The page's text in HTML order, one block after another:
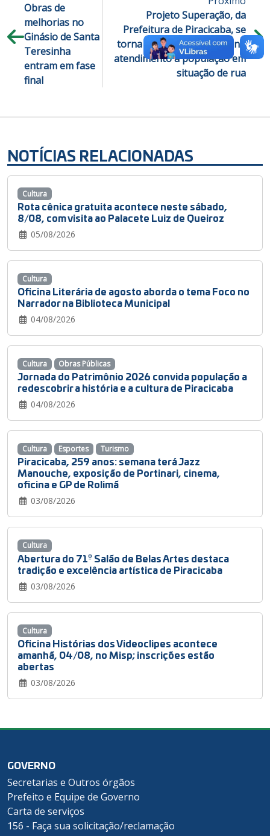
Obras de
melhorias no
Ginásio de Santa
Teresinha
entram em fase
final
Projeto Superação, da
Prefeitura de Piracicaba, se
torna referência nacional no
atendimento à população em
situação de rua
NOTÍCIAS RELACIONADAS
Rota cênica gratuita acontece neste sábado,
8/08, com visita ao Palacete Luiz de Queiroz
05/08/2026
Cultura
Oficina Literária de agosto aborda o tema Foco no
Narrador na Biblioteca Municipal
04/08/2026
Cultura
Jornada do Patrimônio 2026 convida população a
redescobrir a história e a cultura de Piracicaba
04/08/2026
Cultura Obras Públicas
Piracicaba, 259 anos: semana terá Jazz
Manouche, exposição de Portinari, cinema,
oficina e GP de Rolimã
03/08/2026
Cultura Esportes Turismo
Abertura do 71º Salão de Belas Artes destaca
tradição e excelência artística de Piracicaba
03/08/2026
Cultura
Oficina Histórias dos Videoclipes acontece
amanhã, 04/08, no Misp; inscrições estão
abertas
03/08/2026
Cultura
GOVERNO
Secretarias e Outros órgãos
Prefeito e Equipe de Governo
Carta de serviços
156 - Faça sua solicitação/reclamação